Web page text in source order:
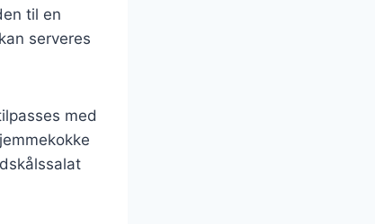
til en
serveres
med